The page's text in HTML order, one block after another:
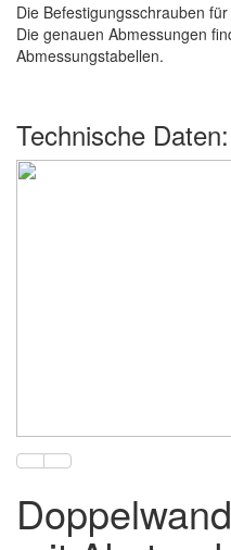
Die Befestigungsschrauben
Die genauen Abmessungen
Abmessungstabellen.
Technische Daten: